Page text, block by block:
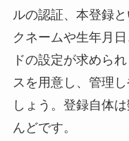
ルの認証、本登録
クネームや生年月
ドの設定が求めら
スを用意し、管理
しょう。登録自体
んどです。